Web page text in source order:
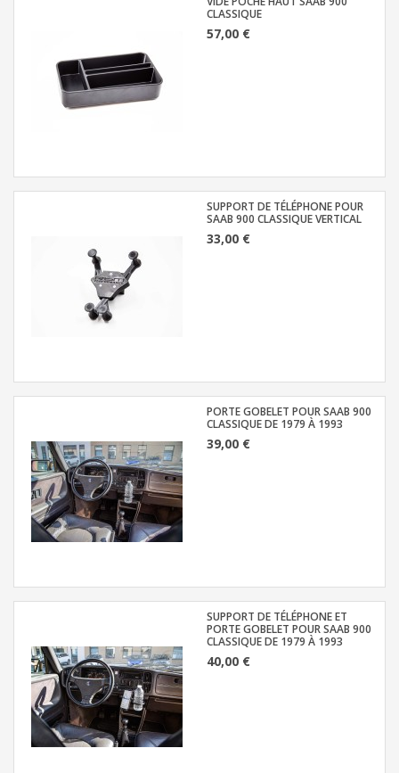
CLASSIQUE
57,00 €
SUPPORT DE TÉLÉPHONE POUR
SAAB 900 CLASSIQUE VERTICAL
33,00 €
PORTE GOBELET POUR SAAB 900
CLASSIQUE DE 1979 À 1993
39,00 €
SUPPORT DE TÉLÉPHONE ET
PORTE GOBELET POUR SAAB 900
CLASSIQUE DE 1979 À 1993
40,00 €